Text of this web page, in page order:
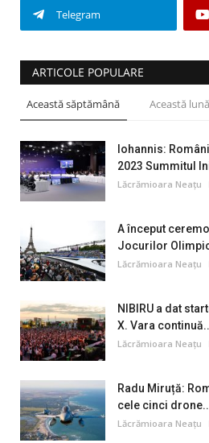
Telegram
ARTICOLE POPULARE
Această săptămână Această lună
Iohannis:
2023 Summitul
Lăcrămioara Neațu
A început
Jocurilor
Lăcrămioara Neațu
NIBIRU a dat
X. Vara
Lăcrămioara Neațu
Radu Miruță:
cele cinci
Lăcrămioara Neațu